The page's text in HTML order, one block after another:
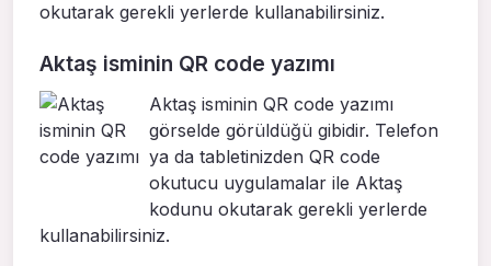
okutarak gerekli yerlerde kullanabilirsiniz.
Aktaş isminin QR code yazımı
Aktaş isminin QR code yazımı
görselde görüldüğü gibidir. Telefon
ya da tabletinizden QR code
okutucu uygulamalar ile Aktaş
kodunu okutarak gerekli yerlerde
kullanabilirsiniz.